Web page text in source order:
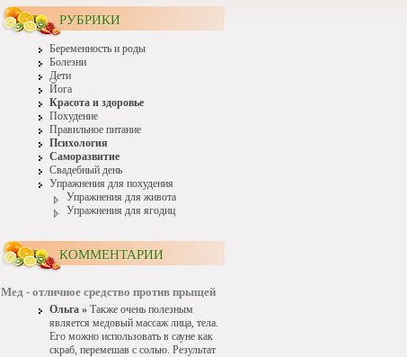
РУБРИКИ
Беременность и роды
Болезни
Дети
Йога
Красота и здоровье
Похудение
Правильное питание
Психология
Саморазвитие
Свадебный день
Упражнения для похудения
Упражнения для живота
Упражнения для ягодиц
КОММЕНТАРИИ
Мед - отличное средство против прыщей
Ольга » Также очень полезным
является медовый массаж лица, тела.
Его можно использовать в сауне как
скраб, перемешав с солью. Результат